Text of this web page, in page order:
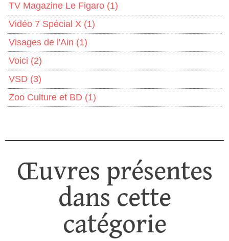
TV Magazine Le Figaro (1)
Vidéo 7 Spécial X (1)
Visages de l'Ain (1)
Voici (2)
VSD (3)
Zoo Culture et BD (1)
Œuvres présentes
dans cette
catégorie